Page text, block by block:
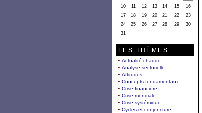
10
11 12 13 14 15
16
17
18 19 20 21 22
23
24
25 26 27 28 29
30
31
LES THÈMES
Actualité chaude
Analyse sectorielle
Attitudes
Concepts fondamentaux
Crise financière
Crise mondiale
Crise systémique
Cycles et conjoncture